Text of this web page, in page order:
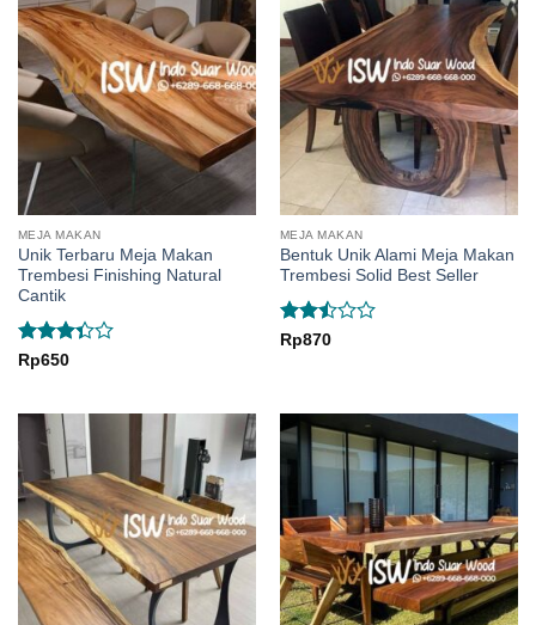
MEJA MAKAN
Unik Terbaru Meja Makan
Trembesi Finishing Natural
Cantik
Rated
5
Rp650
MEJA MAKAN
Bentuk Unik Alami Meja Makan
Trembesi Solid Best Seller
Rated
Rp870